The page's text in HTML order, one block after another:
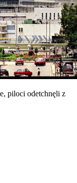
piloci odetchnęli z